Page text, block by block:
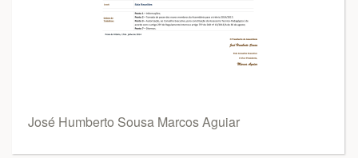
José Humberto Sousa Marcos Aguiar